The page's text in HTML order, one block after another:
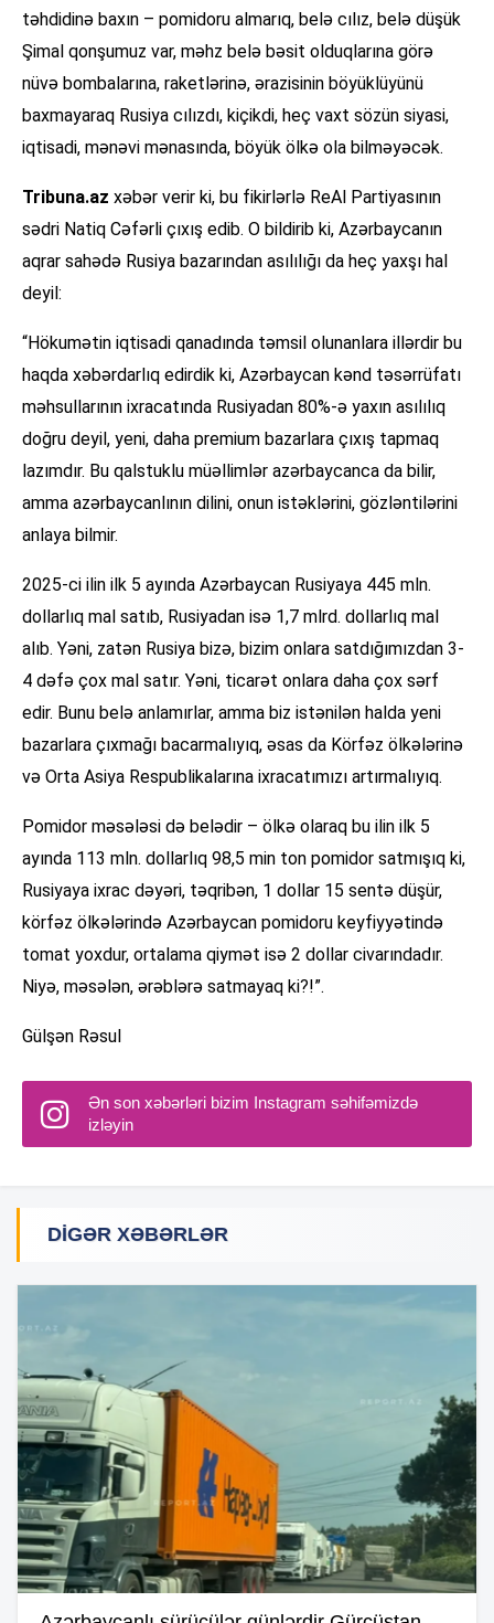
təhdidinə baxın – pomidoru almarıq, belə cılız, belə düşük
Şimal qonşumuz var, məhz belə bəsit olduqlarına görə
nüvə bombalarına, raketlərinə, ərazisinin böyüklüyünü
baxmayaraq Rusiya cılızdı, kiçikdi, heç vaxt sözün siyasi,
iqtisadi, mənəvi mənasında, böyük ölkə ola bilməyəcək.
Tribuna.az xəbər verir ki, bu fikirlərlə ReAl Partiyasının
sədri Natiq Cəfərli çıxış edib. O bildirib ki, Azərbaycanın
aqrar sahədə Rusiya bazarından asılılığı da heç yaxşı hal
deyil:
“Hökumətin iqtisadi qanadında təmsil olunanlara illərdir bu
haqda xəbərdarlıq edirdik ki, Azərbaycan kənd təsərrüfatı
məhsullarının ixracatında Rusiyadan 80%-ə yaxın asılılıq
doğru deyil, yeni, daha premium bazarlara çıxış tapmaq
lazımdır. Bu qalstuklu müəllimlər azərbaycanca da bilir,
amma azərbaycanlının dilini, onun istəklərini, gözləntilərini
anlaya bilmir.
2025-ci ilin ilk 5 ayında Azərbaycan Rusiyaya 445 mln.
dollarlıq mal satıb, Rusiyadan isə 1,7 mlrd. dollarlıq mal
alıb. Yəni, zatən Rusiya bizə, bizim onlara satdığımızdan 3-
4 dəfə çox mal satır. Yəni, ticarət onlara daha çox sərf
edir. Bunu belə anlamırlar, amma biz istənilən halda yeni
bazarlara çıxmağı bacarmalıyıq, əsas da Körfəz ölkələrinə
və Orta Asiya Respublikalarına ixracatımızı artırmalıyıq.
Pomidor məsələsi də belədir – ölkə olaraq bu ilin ilk 5
ayında 113 mln. dollarlıq 98,5 min ton pomidor satmışıq ki,
Rusiyaya ixrac dəyəri, təqribən, 1 dollar 15 sentə düşür,
körfəz ölkələrində Azərbaycan pomidoru keyfiyyətində
tomat yoxdur, ortalama qiymət isə 2 dollar civarındadır.
Niyə, məsələn, ərəblərə satmayaq ki?!”.
Gülşən Rəsul
Ən son xəbərləri bizim Instagram səhifəmizdə
izləyin
DIGƏR XƏBƏRLƏR